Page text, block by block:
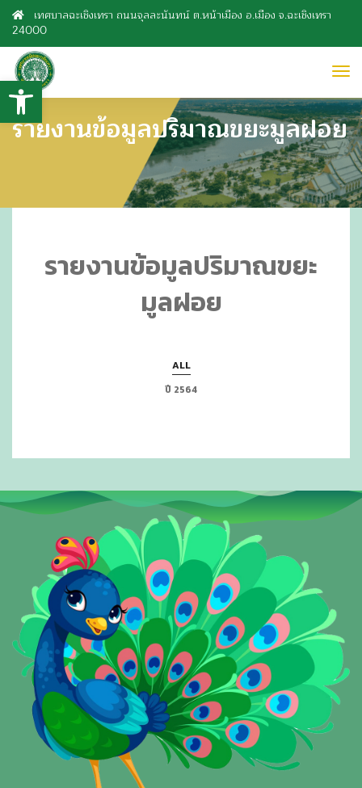
เทศบาลฉะเชิงเทรา ถนนจุลละนันทน์ ต.หน้าเมือง อ.เมือง จ.ฉะเชิงเทรา
24000
รายงานข้อมูลปริมาณขยะมูลฝอย
รายงานข้อมูลปริมาณขยะ
มูลฝอย
ALL
ปี 2564
Open toolbar